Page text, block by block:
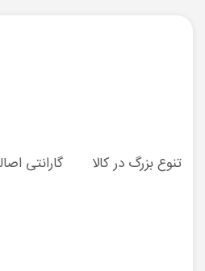
تنوع بزرگ در کالا گارانتی